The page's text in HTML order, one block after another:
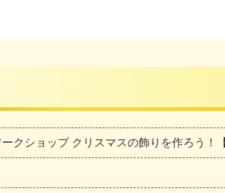
クショップ クリスマスの飾りを作ろう！